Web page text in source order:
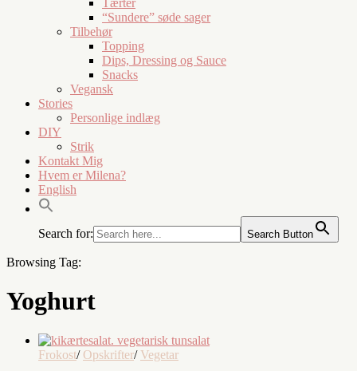
“Sundere” søde sager
Tilbehør
Topping
Dips, Dressing og Sauce
Snacks
Vegansk
Stories
Personlige indlæg
DIY
Strik
Kontakt Mig
Hvem er Milena?
English
Search for: Search Button
Browsing Tag:
Yoghurt
Frokost/ Opskrifter/ Vegetar